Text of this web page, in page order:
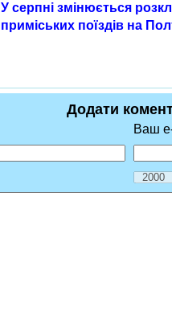
У серпні змінюється
приміських поїздів на
Додати
Ваш